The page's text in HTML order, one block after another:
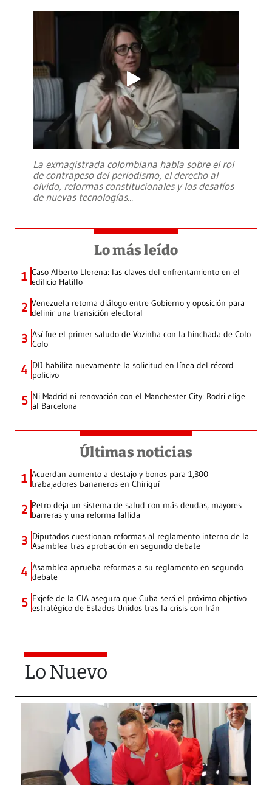
La exmagistrada colombiana habla sobre el rol
de contrapeso del periodismo, el derecho al
olvido, reformas constitucionales y los desafíos
de nuevas tecnologías...
Lo más leído
1 Caso Alberto Llerena: las claves del enfrentamiento en el
edificio Hatillo
2 Venezuela retoma diálogo entre Gobierno y oposición para
definir una transición electoral
3 Así fue el primer saludo de Vozinha con la hinchada de Colo
Colo
4 DIJ habilita nuevamente la solicitud en línea del récord
policivo
5 Ni Madrid ni renovación con el Manchester City: Rodri elige
al Barcelona
Últimas noticias
1 Acuerdan aumento a destajo y bonos para 1,300
trabajadores bananeros en Chiriquí
2 Petro deja un sistema de salud con más deudas, mayores
barreras y una reforma fallida
3 Diputados cuestionan reformas al reglamento interno de la
Asamblea tras aprobación en segundo debate
4 Asamblea aprueba reformas a su reglamento en segundo
debate
5 Exjefe de la CIA asegura que Cuba será el próximo objetivo
estratégico de Estados Unidos tras la crisis con Irán
Lo Nuevo